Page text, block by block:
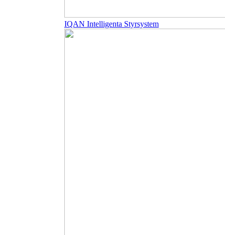
IQAN Intelligenta Styrsystem